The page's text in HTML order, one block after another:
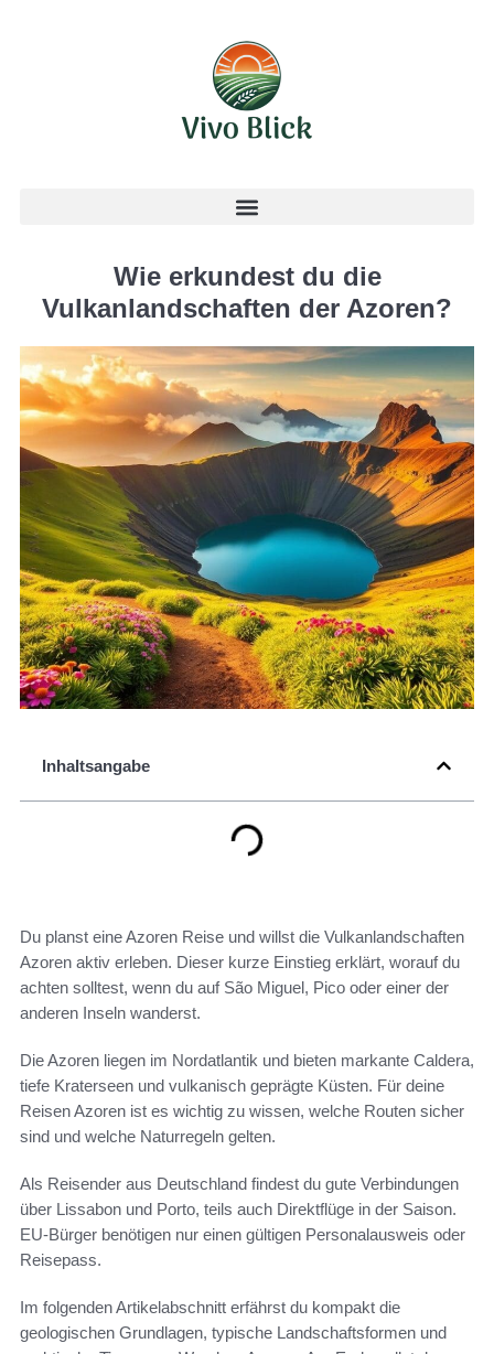
Wie erkundest du die
Vulkanlandschaften der Azoren?
Inhaltsangabe
Du planst eine Azoren Reise und willst die Vulkanlandschaften
Azoren aktiv erleben. Dieser kurze Einstieg erklärt, worauf du
achten solltest, wenn du auf São Miguel, Pico oder einer der
anderen Inseln wanderst.
Die Azoren liegen im Nordatlantik und bieten markante Caldera,
tiefe Kraterseen und vulkanisch geprägte Küsten. Für deine
Reisen Azoren ist es wichtig zu wissen, welche Routen sicher
sind und welche Naturregeln gelten.
Als Reisender aus Deutschland findest du gute Verbindungen
über Lissabon und Porto, teils auch Direktflüge in der Saison.
EU-Bürger benötigen nur einen gültigen Personalausweis oder
Reisepass.
Im folgenden Artikelabschnitt erfährst du kompakt die
geologischen Grundlagen, typische Landschaftsformen und